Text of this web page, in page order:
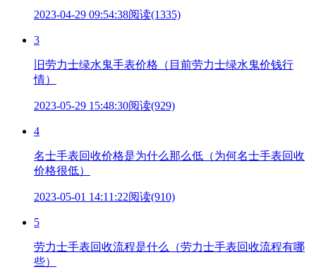
2023-04-29 09:54:38阅读(1335)
3
旧劳力士绿水鬼手表价格（目前劳力士绿水鬼价钱行
情）
2023-05-29 15:48:30阅读(929)
4
名士手表回收价格是为什么那么低（为何名士手表回收
价格很低）
2023-05-01 14:11:22阅读(910)
5
劳力士手表回收流程是什么（劳力士手表回收流程有哪
些）